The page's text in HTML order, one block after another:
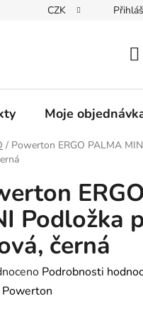
CZK
Moje
/ Powerton ERGO PALMA
Podložka
černá
Podrobnosti
Powerton